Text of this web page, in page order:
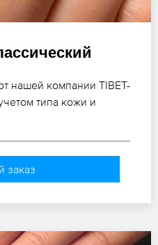
нашей компании TIBET-
типа кожи и
заказ